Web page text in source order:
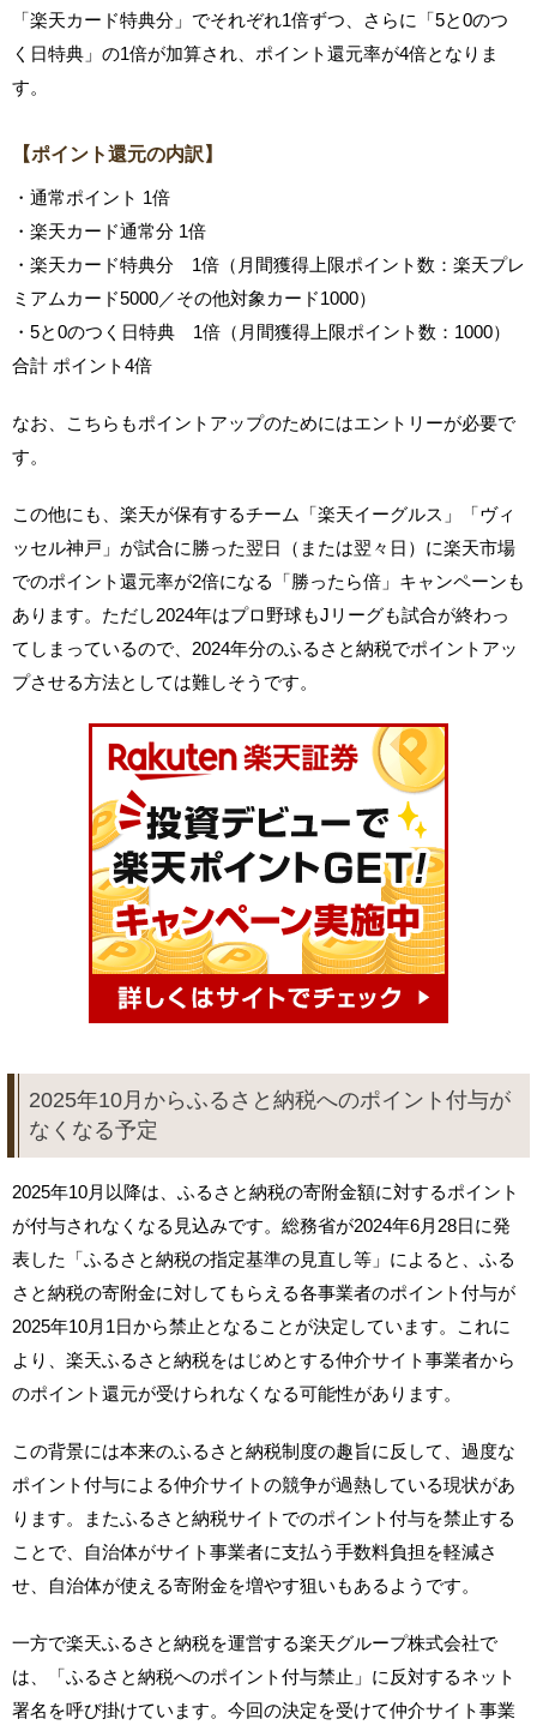
「楽天カード特典分」でそれぞれ1倍ずつ、さらに「5と0のつ
く日特典」の1倍が加算され、ポイント還元率が4倍となりま
す。
【ポイント還元の内訳】
・通常ポイント 1倍
・楽天カード通常分 1倍
・楽天カード特典分 1倍（月間獲得上限ポイント数：楽天プレ
ミアムカード5000／その他対象カード1000）
・5と0のつく日特典 1倍（月間獲得上限ポイント数：1000）
合計 ポイント4倍
なお、こちらもポイントアップのためにはエントリーが必要で
す。
この他にも、楽天が保有するチーム「楽天イーグルス」「ヴィ
ッセル神戸」が試合に勝った翌日（または翌々日）に楽天市場
でのポイント還元率が2倍になる「勝ったら倍」キャンペーンも
あります。ただし2024年はプロ野球もJリーグも試合が終わっ
てしまっているので、2024年分のふるさと納税でポイントアッ
プさせる方法としては難しそうです。
2025年10月からふるさと納税へのポイント付与が
なくなる予定
2025年10月以降は、ふるさと納税の寄附金額に対するポイント
が付与されなくなる見込みです。総務省が2024年6月28日に発
表した「ふるさと納税の指定基準の見直し等」によると、ふる
さと納税の寄附金に対してもらえる各事業者のポイント付与が
2025年10月1日から禁止となることが決定しています。これに
より、楽天ふるさと納税をはじめとする仲介サイト事業者から
のポイント還元が受けられなくなる可能性があります。
この背景には本来のふるさと納税制度の趣旨に反して、過度な
ポイント付与による仲介サイトの競争が過熱している現状があ
ります。またふるさと納税サイトでのポイント付与を禁止する
ことで、自治体がサイト事業者に支払う手数料負担を軽減さ
せ、自治体が使える寄附金を増やす狙いもあるようです。
一方で楽天ふるさと納税を運営する楽天グループ株式会社で
は、「ふるさと納税へのポイント付与禁止」に反対するネット
署名を呼び掛けています。今回の決定を受けて仲介サイト事業